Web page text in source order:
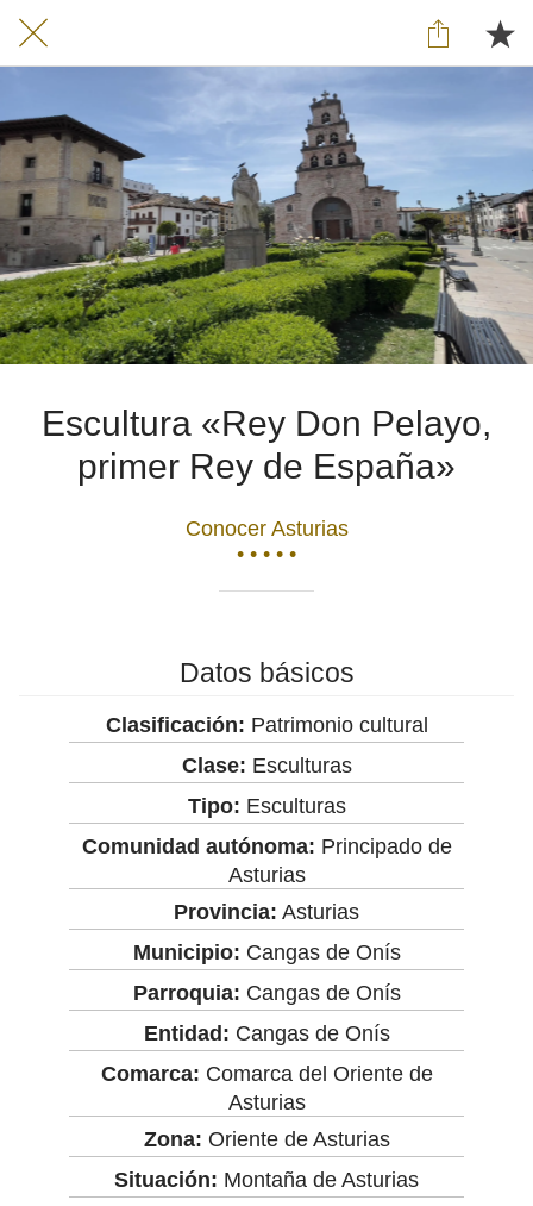
Escultura «Rey Don Pelayo,
primer Rey de España»
Conocer Asturias
• • • • •
Datos básicos
Clasificación: Patrimonio cultural
Clase: Esculturas
Tipo: Esculturas
Comunidad autónoma: Principado de
Asturias
Provincia: Asturias
Municipio: Cangas de Onís
Parroquia: Cangas de Onís
Entidad: Cangas de Onís
Comarca: Comarca del Oriente de
Asturias
Zona: Oriente de Asturias
Situación: Montaña de Asturias